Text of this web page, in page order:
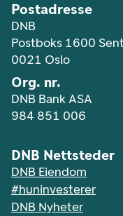
Postadresse
DNB
Postboks 1600
0021 Oslo
Org. nr.
DNB Bank ASA
984 851 006
DNB Nettsteder
DNB Eiendom
#huninvesterer
DNB Nyheter